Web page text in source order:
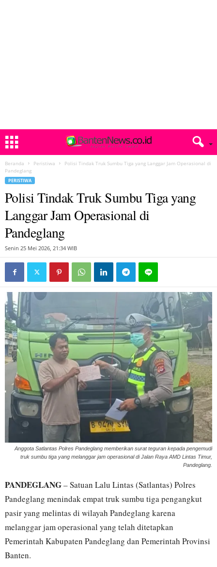
Beranda Peristiwa
Polisi Tindak Truk Sumbu Tiga yang Langgar Jam Operasional di
Pandeglang
PERISTIWA
Polisi Tindak Truk Sumbu Tiga yang
Langgar Jam Operasional di
Pandeglang
Senin 25 Mei 2026, 21:34 WIB
Anggota Satlantas Polres Pandeglang memberikan surat teguran kepada pengemudi
truk sumbu tiga yang melanggar jam operasional di Jalan Raya AMD Lintas Timur,
Pandeglang.
PANDEGLANG– Satuan Lalu Lintas (Satlantas) Polres
Pandeglang menindak empat truk sumbu tiga pengangkut
pasir yang melintas di wilayah Pandeglang karena
melanggar jam operasional yang telah ditetapkan
Pemerintah Kabupaten Pandeglang dan Pemerintah Provinsi
Banten.